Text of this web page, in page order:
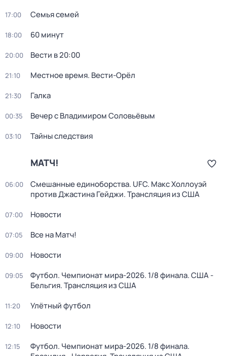
17:00 Семья семей
18:00 60 минут
20:00 Вести в 20:00
21:10 Местное время. Вести-Орёл
21:30 Галка
00:35 Вечер с Владимиром Соловьёвым
03:10 Тайны следствия
МАТЧ!
06:00
Смешанные единоборства. UFC. Макс Холлоуэй
против Джастина Гейджи. Трансляция из США
07:00 Новости
07:05 Все на Матч!
09:00 Новости
09:05
Футбол. Чемпионат мира-2026. 1/8 финала. США -
Бельгия. Трансляция из США
11:20 Улётный футбол
12:10 Новости
12:15
Футбол. Чемпионат мира-2026. 1/8 финала.